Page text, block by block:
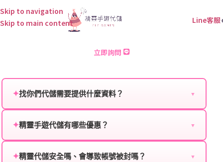
Skip to navigation
Skip to main content
Line客服
星魂2M 儲值
立即詢問
✦找你們代儲需要提供什麼資料？ ▼
服：
✦精靈手遊代儲有哪些優惠？ ▼
贈送、大額儲值優惠及節日限定活動，儲值最低6折
✦精靈代儲安全嗎、會導致帳號被封嗎？ ▼